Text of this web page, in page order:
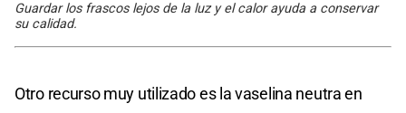
Guardar los frascos lejos de la luz y el calor ayuda a conservar
su calidad.
Otro recurso muy utilizado es la vaselina neutra en